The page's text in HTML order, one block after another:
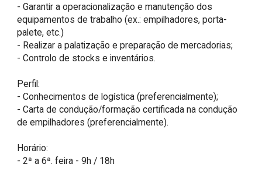
- Garantir a operacionalização e manutenção dos
equipamentos de trabalho (ex.: empilhadores, porta-
palete, etc.)
- Realizar a palatização e preparação de mercadorias;
- Controlo de stocks e inventários.
Perfil:
- Conhecimentos de logística (preferencialmente);
- Carta de condução/formação certificada na condução
de empilhadores (preferencialmente).
Horário:
- 2ª a 6ª. feira - 9h / 18h